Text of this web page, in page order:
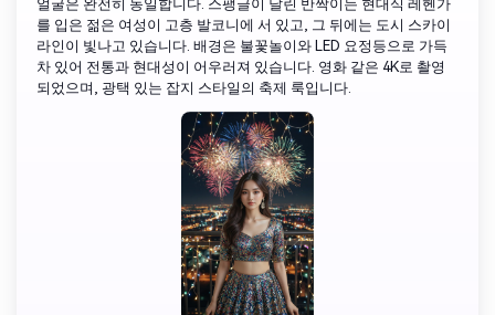
얼굴은 완전히 동일합니다. 스팽글이 달린 반짝이는 현대식 레헨가
를 입은 젊은 여성이 고층 발코니에 서 있고, 그 뒤에는 도시 스카이
라인이 빛나고 있습니다. 배경은 불꽃놀이와 LED 요정등으로 가득
차 있어 전통과 현대성이 어우러져 있습니다. 영화 같은 4K로 촬영
되었으며, 광택 있는 잡지 스타일의 축제 룩입니다.